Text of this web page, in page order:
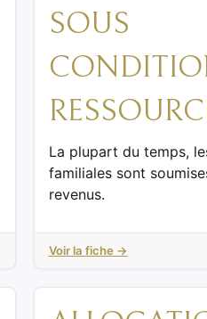
SOUS
La plupart du temps,
familiales sont
revenus.
Voir la fiche →